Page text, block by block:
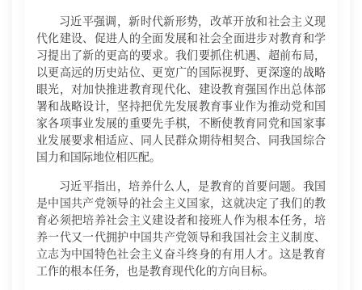
习近平强调，新时代新形势，改革开放和社会主义现
代化建设、促进人的全面发展和社会全面进步对教育和学
习提出了新的更高的要求。我们要抓住机遇、超前布局，
以更高远的历史站位、更宽广的国际视野、更深邃的战略
眼光，对加快推进教育现代化、建设教育强国作出总体部
署和战略设计，坚持把优先发展教育事业作为推动党和国
家各项事业发展的重要先手棋，不断使教育同党和国家事
业发展要求相适应、同人民群众期待相契合、同我国综合
国力和国际地位相匹配。
习近平指出，培养什么人，是教育的首要问题。我国
是中国共产党领导的社会主义国家，这就决定了我们的教
育必须把培养社会主义建设者和接班人作为根本任务，培
养一代又一代拥护中国共产党领导和我国社会主义制度、
立志为中国特色社会主义奋斗终身的有用人才。这是教育
工作的根本任务，也是教育现代化的方向目标。